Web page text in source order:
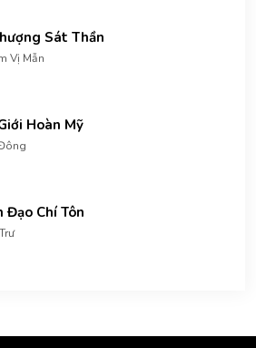
Sát Thần
Vị Mẫn
Hoàn Mỹ
Đạo Chí Tôn